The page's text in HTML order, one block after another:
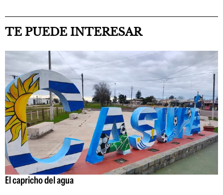
TE PUEDE INTERESAR
El capricho del agua